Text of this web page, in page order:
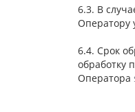
6.3. В
Оператору
6.4. Срок
обработку
Оператора